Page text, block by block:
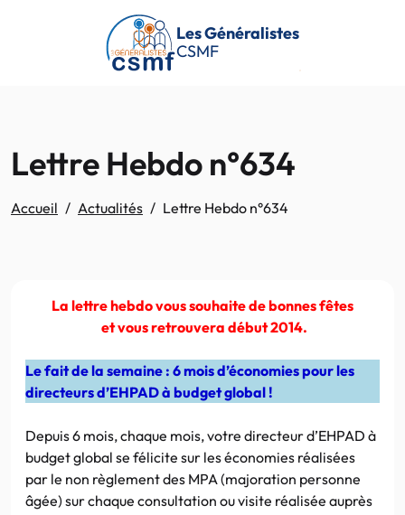
Passer au contenu principal
Les Généralistes
CSMF
Lettre Hebdo n°634
Accueil Actualités Lettre Hebdo n°634
La lettre hebdo vous souhaite de bonnes fêtes
et vous retrouvera début 2014.
Le fait de la semaine : 6 mois d’économies pour les
directeurs d’EHPAD à budget global !
Depuis 6 mois, chaque mois, votre directeur d’EHPAD à
budget global se félicite sur les économies réalisées
par le non règlement des MPA (majoration personne
âgée) sur chaque consultation ou visite réalisée auprès